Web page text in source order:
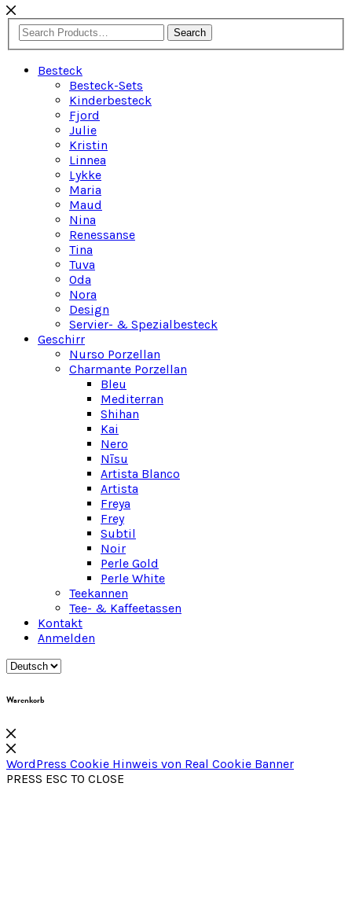
Search
Besteck
Besteck-Sets
Kinderbesteck
Fjord
Julie
Kristin
Linnea
Lykke
Maria
Maud
Nina
Renessanse
Tina
Tuva
Oda
Nora
Design
Servier- & Spezialbesteck
Geschirr
Nurso Porzellan
Charmante Porzellan
Bleu
Mediterran
Shihan
Kai
Nero
Nīsu
Artista Blanco
Artista
Freya
Frey
Subtil
Noir
Perle Gold
Perle White
Teekannen
Tee- & Kaffeetassen
Kontakt
Anmelden
Warenkorb
WordPress Cookie Hinweis von Real Cookie Banner
PRESS ESC TO CLOSE